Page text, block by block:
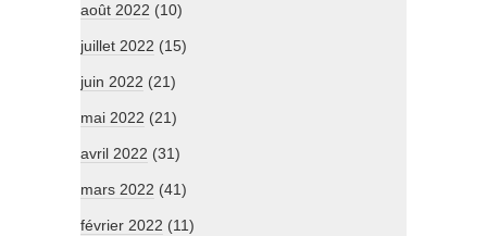
août 2022 (10)
juillet 2022 (15)
juin 2022 (21)
mai 2022 (21)
avril 2022 (31)
mars 2022 (41)
février 2022 (11)